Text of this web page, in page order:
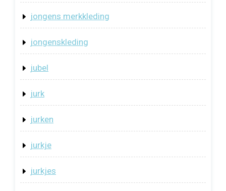
jongens merkkleding
jongenskleding
jubel
jurk
jurken
jurkje
jurkjes